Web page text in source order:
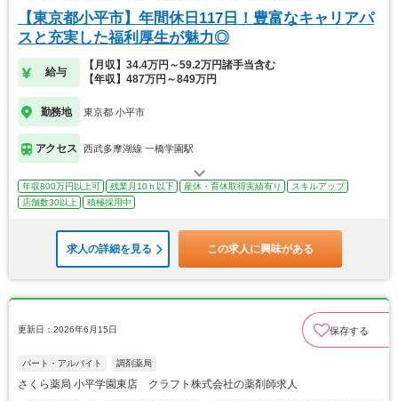
【東京都小平市】年間休日117日！豊富なキャリアパ
スと充実した福利厚生が魅力◎
給与
【月収】34.4万円～59.2万円諸手当含む
【年収】487万円～849万円
勤務地 東京都 小平市
アクセス 西武多摩湖線 一橋学園駅
年収800万円以上可 残業月10ｈ以下 産休・育休取得実績有り
スキルアップ
店舗数30以上
積極採用中
求人の詳細を見る この求人に興味がある
更新日：2026年6月15日 保存する
パート・アルバイト 調剤薬局
さくら薬局 小平学園東店 クラフト株式会社の薬剤師求人